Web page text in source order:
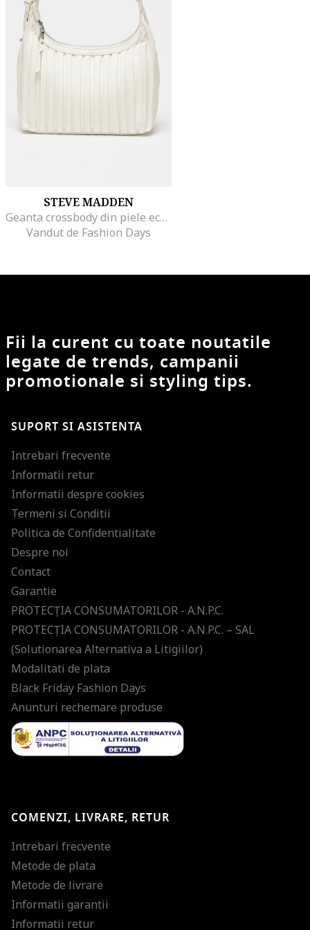
STEVE MADDEN
Geanta crossbody din piele ecologica Bgeneve
Vandut de Fashion Days
Fii la curent cu toate noutatile
legate de trends, campanii
promotionale si styling tips.
SUPORT SI ASISTENTA
Intrebari frecvente
Informatii retur
Informatii despre cookies
Termeni si Conditii
Politica de Confidentialitate
Despre noi
Contact
Garantie
PROTECŢIA CONSUMATORILOR - A.N.P.C.
PROTECŢIA CONSUMATORILOR - A.N.P.C. – SAL
(Solutionarea Alternativa a Litigiilor)
Modalitati de plata
Black Friday Fashion Days
Anunturi rechemare produse
COMENZI, LIVRARE, RETUR
Intrebari frecvente
Metode de plata
Metode de livrare
Informatii garantii
Informatii retur